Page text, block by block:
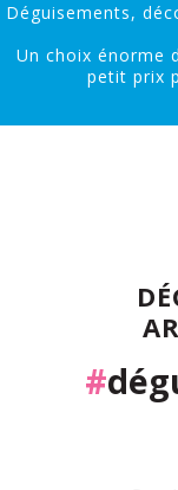
Déguisements,
Un choix énorme
petit prix
#